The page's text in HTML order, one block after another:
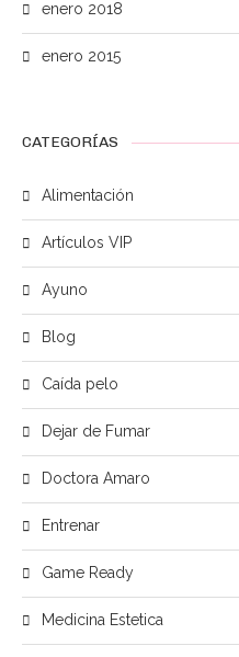
enero 2018
enero 2015
CATEGORÍAS
Alimentación
Artículos VIP
Ayuno
Blog
Caída pelo
Dejar de Fumar
Doctora Amaro
Entrenar
Game Ready
Medicina Estetica